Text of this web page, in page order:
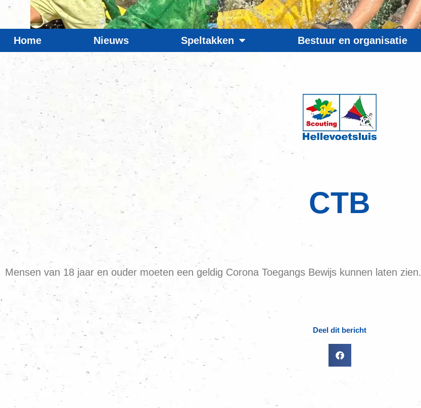
Home Nieuws Speltakken Bestuur en organisatie
CTB
Mensen van 18 jaar en ouder moeten een geldig Corona Toegangs Bewijs kunnen laten zien.
Deel dit bericht